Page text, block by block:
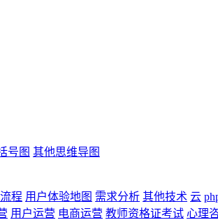
号图 其他思维导图
程 用户体验地图 需求分析 其他技术 云
用户运营 电商运营 教师资格证考试 心理